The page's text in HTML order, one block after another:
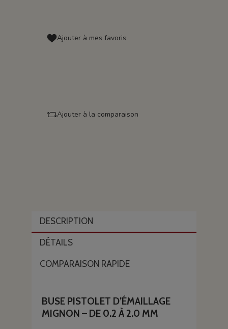
Ajouter à mes favoris
Ajouter à la comparaison
DESCRIPTION
DÉTAILS
COMPARAISON RAPIDE
BUSE PISTOLET D’ÉMAILLAGE
MIGNON – DE 0.2 À 2.0 MM